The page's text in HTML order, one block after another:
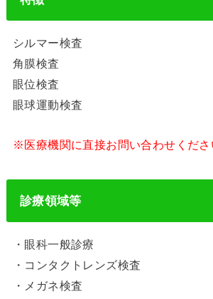
シルマー検査
角膜検査
眼位検査
眼球運動検査
※医療機関に直接お問い合わせくださ
診療領域等
・眼科一般診療
・コンタクトレンズ検査
・メガネ検査